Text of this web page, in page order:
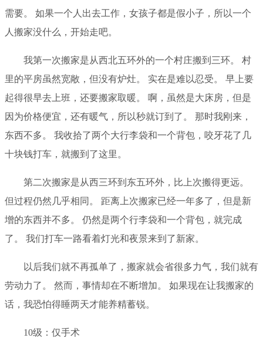
需要。 如果一个人出去工作，女孩子都是假小子，所以一个
人搬家没什么，开始走吧。
我第一次搬家是从西北五环外的一个村庄搬到三环。 村
里的平房虽然宽敞，但没有炉灶。 实在是难以忍受。 早上要
起得很早去上班，还要搬家取暖。 啊，虽然是大床房，但是
因为价格便宜，还有暖气，所以秒就订到了。 那时我刚来，
东西不多。 我收拾了两个大行李袋和一个背包，咬牙花了几
十块钱打车，就搬到了这里。
第二次搬家是从西三环到东五环外，比上次搬得更远。
但过程仍然几乎相同。 距离上次搬家已经一年多了，但是新
增的东西并不多。 仍然是两个行李袋和一个背包，就完成
了。 我们打车一路看着灯光和夜景来到了新家。
以后我们就不再孤单了，搬家就会省很多力气，我们就有
劳动力了。 然而，事情却在不断增加。 如果现在让我搬家的
话，我恐怕得睡两天才能养精蓄锐。
10级：仅手术